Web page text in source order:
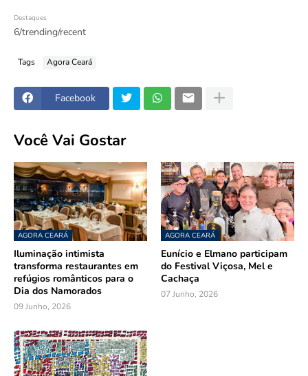
Destaques
6/trending/recent
Tags Agora Ceará
Facebook
Você Vai Gostar
AGORA CEARÁ
Iluminação intimista
transforma restaurantes em
refúgios românticos para o
Dia dos Namorados
09 Junho, 2026
AGORA CEARÁ
Eunício e Elmano participam
do Festival Viçosa, Mel e
Cachaça
07 Junho, 2026